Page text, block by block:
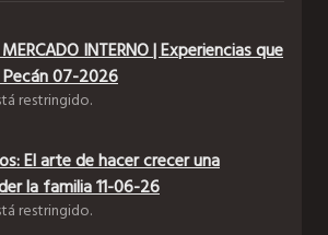
MERCADO INTERNO | Experiencias que
07-2026
restringido.
El arte de hacer crecer una
la familia 11-06-26
restringido.